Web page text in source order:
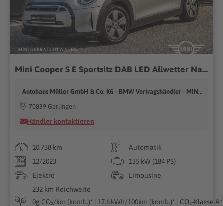
Mini Cooper S E Sportsitz DAB LED Allwetter Navi 1VB
Autohaus Müller GmbH & Co. KG - BMW Vertragshändler - MINI Vertragshändler
70839 Gerlingen
Händler kontaktieren
10.738 km
Automatik
12/2023
135 kW (184 PS)
Elektro
Limousine
232 km Reichweite
0g CO₂/km (komb.)* | 17.6 kWh/100km (komb.)* | CO₂-Klasse A*